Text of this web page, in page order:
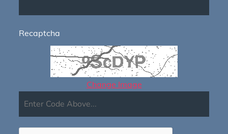
Recaptcha
Change Image